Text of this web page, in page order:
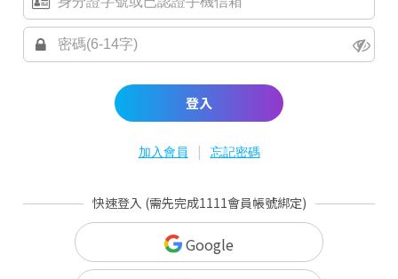
登入
加入會員 | 忘記密碼
快速登入 (需先完成1111會員帳號綁定)
Google